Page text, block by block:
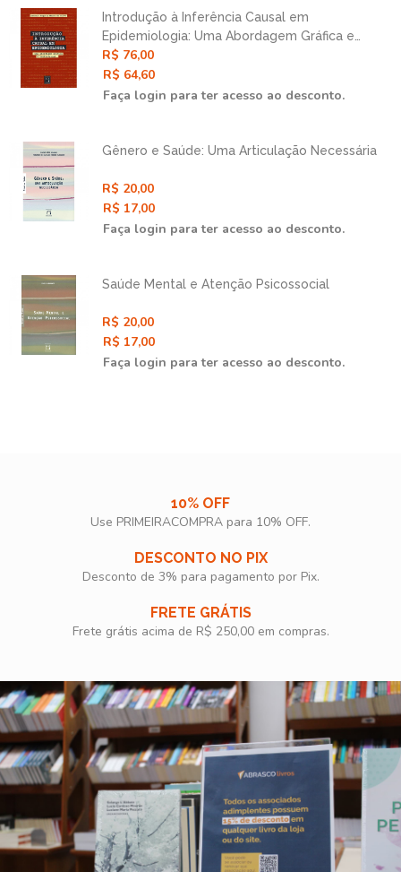
Introdução à Inferência Causal em
Epidemiologia: Uma Abordagem Gráfica e
Contrafatual
R$ 76,00
R$ 64,60
Faça login para ter acesso ao desconto.
Gênero e Saúde: Uma Articulação Necessária
R$ 20,00
R$ 17,00
Faça login para ter acesso ao desconto.
Saúde Mental e Atenção Psicossocial
R$ 20,00
R$ 17,00
Faça login para ter acesso ao desconto.
10% OFF
Use PRIMEIRACOMPRA para 10% OFF.​
DESCONTO NO PIX
Desconto de 3% para pagamento por Pix.
FRETE GRÁTIS
Frete grátis acima de R$ 250,00 em compras.